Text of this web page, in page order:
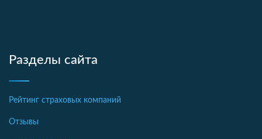
Разделы сайта
Рейтинг страховых компаний
Отзывы